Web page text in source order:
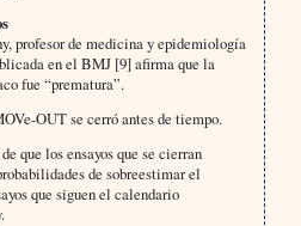
profesor de medicina y epidemiología
en el BMJ [9] afirma que la
fue “prematura”.
OUT se cerró antes de tiempo.
que los ensayos que se cierran
de sobreestimar el
que siguen el calendario